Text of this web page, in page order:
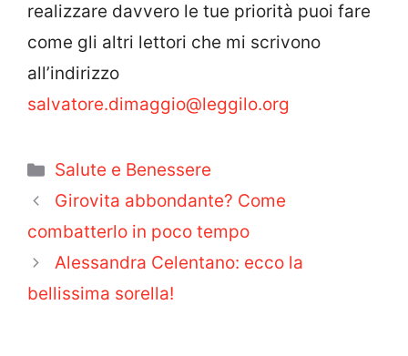
realizzare davvero le tue priorità puoi fare
come gli altri lettori che mi scrivono
all’indirizzo
salvatore.dimaggio@leggilo.org
Categorie
Salute e Benessere
Girovita abbondante? Come
combatterlo in poco tempo
Alessandra Celentano: ecco la
bellissima sorella!